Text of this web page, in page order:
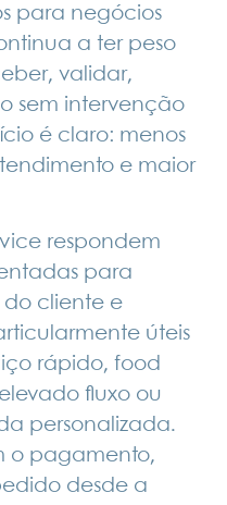
para negócios
a ter peso
validar,
sem intervenção
é claro: menos
e maior
respondem
para
cliente e
úteis
rápido, food
fluxo ou
personalizada.
o pagamento,
desde a